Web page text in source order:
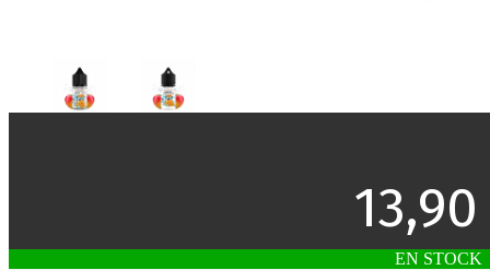
EN STOCK